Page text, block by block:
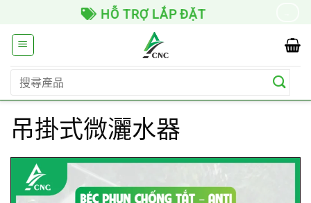
content
HỖ TRỢ LẮP ĐẶT
鍵
字:吊掛式微灑水器